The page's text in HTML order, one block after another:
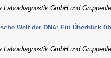
Labordiagnostik GmbH und
Welt der DNA: Ein Überblick
Labordiagnostik GmbH und